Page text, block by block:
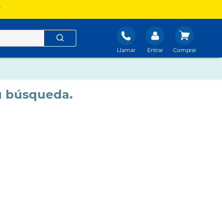
Llamar Entrar
búsqueda.